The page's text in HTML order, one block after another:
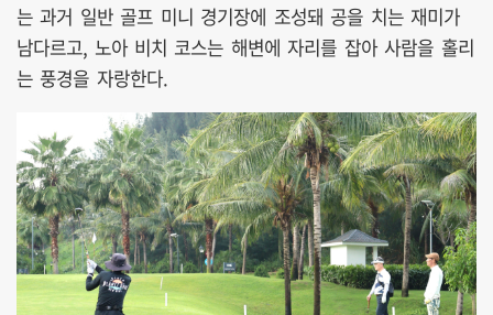
는 과거 일반 골프 미니 경기장에 조성돼 공을 치는 재미가
남다르고, 노아 비치 코스는 해변에 자리를 잡아 사람을 홀리
는 풍경을 자랑한다.